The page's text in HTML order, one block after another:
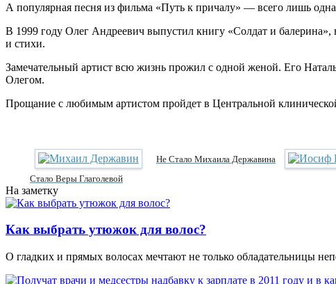
А популярная песня из фильма «Путь к причалу» — всего лишь
В 1999 году Олег Андреевич выпустил книгу «Солдат и балерина»,
и стихи.
Замечательный артист всю жизнь прожил с одной женой. Его
Олегом.
Прощание с любимым артистом пройдет в Центральной
Не Стало Михаила Державина
Стало Веры Глаголевой
На заметку
Как выбрать утюжок для волос?
О гладких и прямых волосах мечтают не только обладательницы